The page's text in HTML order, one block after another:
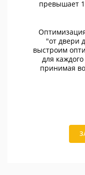
превышает
"от двери
выстроим
для
принимая